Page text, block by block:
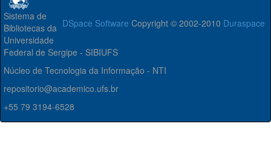
DSpace Software Copyright © 2002-2010 Duraspace
Sistema de
Bibliotecas da
Universidade
Federal de Sergipe - SIBIUFS
Núcleo de Tecnologia da Informação - NTI
repositorio@academico.ufs.br
+55 79 3194-6528